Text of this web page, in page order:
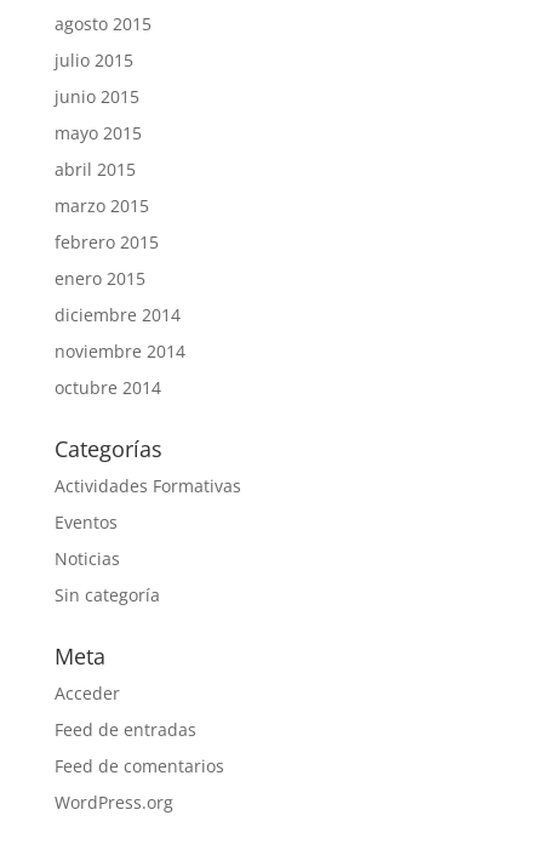
agosto 2015
julio 2015
junio 2015
mayo 2015
abril 2015
marzo 2015
febrero 2015
enero 2015
diciembre 2014
noviembre 2014
octubre 2014
Categorías
Actividades Formativas
Eventos
Noticias
Sin categoría
Meta
Acceder
Feed de entradas
Feed de comentarios
WordPress.org